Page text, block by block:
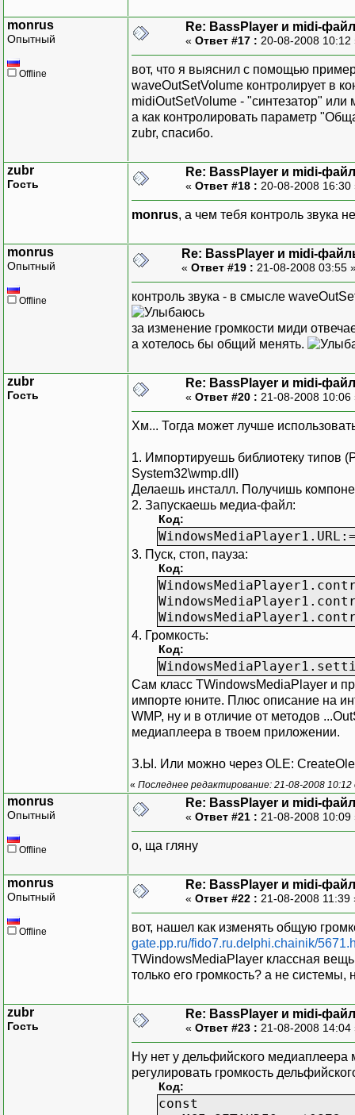
monrus
Опытный
Offline
Re: BassPlayer и midi-
« Ответ #17 : 20-08-2008
вот, что я выяснил с помощью
waveOutSetVolume контролирует в
midiOutSetVolume - "синтезатор" или
а как контролировать параметр
zubr, спасибо.
zubr
Гость
Re: BassPlayer и midi-
« Ответ #18 : 20-08-2008
monrus, а чем тебя контроль звука
monrus
Опытный
Offline
Re: BassPlayer и midi-
« Ответ #19 : 21-08-2008 03:55
контроль звука - в смысле
за изменение громкости миди
а хотелось бы общий менять.
zubr
Гость
Re: BassPlayer и midi-
« Ответ #20 : 21-08-2008
Хм... Тогда может лучше
1. Импортируешь библиотеку типов
System32\wmp.dll)
Делаешь инсталл. Получишь
2. Запускаешь медиа-файл:
Код:
3. Пуск, стоп, пауза:
Код:
4. Громкость:
Код:
Сам класс TWindowsMediaPlayer и
импорте юните. Плюс описание на
WMP, ну и в отличие от методов
медиаплеера в твоем приложении.
З.Ы. Или можно через OLE:
« Последнее редактирование: 21-08-2008
monrus
Опытный
Offline
Re: BassPlayer и midi-
« Ответ #21 : 21-08-2008
о, ща гляну
monrus
Опытный
Offline
Re: BassPlayer и midi-
« Ответ #22 : 21-08-2008
вот, нашел как изменять общую
gate.pp.ru/fido7.ru.delphi.chainik/
TWindowsMediaPlayer классная
только его громкость? а не системы,
zubr
Гость
Re: BassPlayer и midi-
« Ответ #23 : 21-08-2008
Ну нет у дельфийского
регулировать громкость
Код:
const